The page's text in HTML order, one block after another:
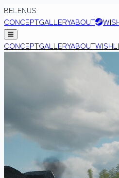
BELENUS
CONCEPTGALLERYABOUT
CONCEPTGALLERYABOUT